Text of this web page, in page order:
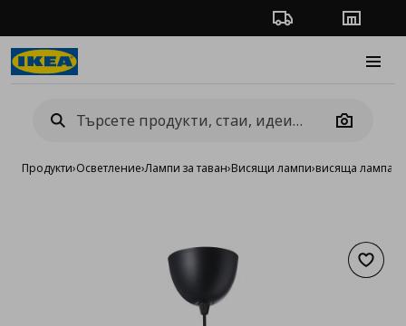
Проследяване на
Camera
Продукти›Осветление›Лампи за таван›Висящи лампи›висяща лампа с